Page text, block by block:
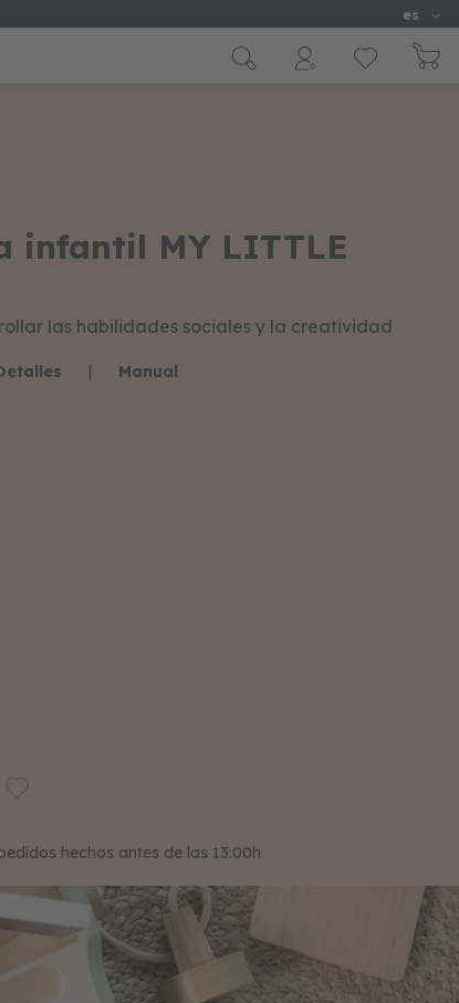
Idioma
es
infantil MY LITTLE
las habilidades sociales y la creatividad
| Manual
hechos antes de las 13:00h